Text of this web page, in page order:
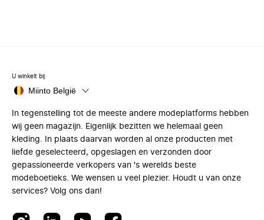
U winkelt bij
Miinto België
In tegenstelling tot de meeste andere modeplatforms hebben
wij geen magazijn. Eigenlijk bezitten we helemaal geen
kleding. In plaats daarvan worden al onze producten met
liefde geselecteerd, opgeslagen en verzonden door
gepassioneerde verkopers van 's werelds beste
modeboetieks. We wensen u veel plezier. Houdt u van onze
services? Volg ons dan!